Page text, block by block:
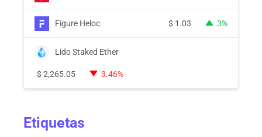
Figure Heloc $ 1.03 3%
Lido Staked Ether
$ 2,265.05 3.46%
Etiquetas